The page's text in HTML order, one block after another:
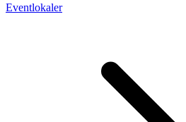
Eventlokaler